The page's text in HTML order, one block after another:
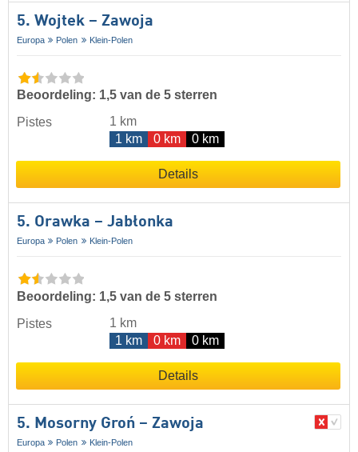
5. Wojtek – Zawoja
Europa Polen Klein-Polen
Beoordeling: 1,5 van de 5 sterren
Pistes
1 km
1 km
0 km 0 km
Details
5. Orawka – Jabłonka
Europa Polen Klein-Polen
Beoordeling: 1,5 van de 5 sterren
Pistes
1 km
1 km
0 km 0 km
Details
5. Mosorny Groń – Zawoja
Europa Polen Klein-Polen